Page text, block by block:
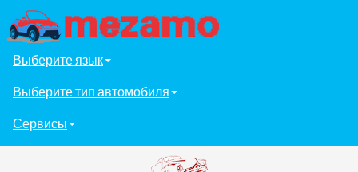
Выберите язык
Выберите тип автомобиля
Сервисы